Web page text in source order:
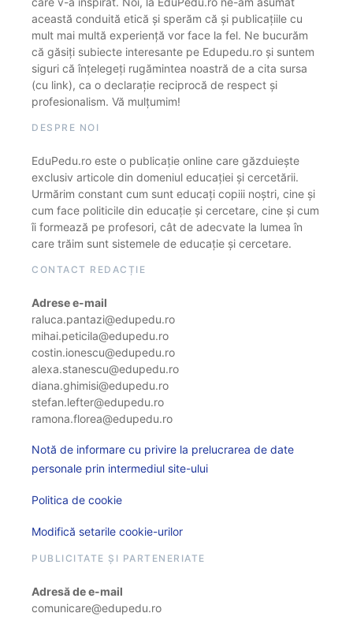
această conduită etică și sperăm că și publicațiile cu
mult mai multă experiență vor face la fel. Ne bucurăm
că găsiți subiecte interesante pe Edupedu.ro și suntem
siguri că înțelegeți rugămintea noastră de a cita sursa
(cu link), ca o declarație reciprocă de respect și
profesionalism. Vă mulțumim!
DESPRE NOI
EduPedu.ro este o publicație online care găzduiește
exclusiv articole din domeniul educației și cercetării.
Urmărim constant cum sunt educați copiii noștri, cine și
cum face politicile din educație și cercetare, cine și cum
îi formează pe profesori, cât de adecvate la lumea în
care trăim sunt sistemele de educație și cercetare.
CONTACT REDACȚIE
Adrese e-mail
raluca.pantazi@edupedu.ro
mihai.peticila@edupedu.ro
costin.ionescu@edupedu.ro
alexa.stanescu@edupedu.ro
diana.ghimisi@edupedu.ro
stefan.lefter@edupedu.ro
ramona.florea@edupedu.ro
Notă de informare cu privire la prelucrarea de date
personale prin intermediul site-ului
Politica de cookie
Modifică setarile cookie-urilor
PUBLICITATE ȘI PARTENERIATE
Adresă de e-mail
comunicare@edupedu.ro